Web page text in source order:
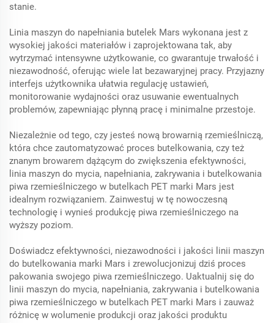
stanie.
Linia maszyn do napełniania butelek Mars wykonana jest z
wysokiej jakości materiałów i zaprojektowana tak, aby
wytrzymać intensywne użytkowanie, co gwarantuje trwałość i
niezawodność, oferując wiele lat bezawaryjnej pracy. Przyjazny
interfejs użytkownika ułatwia regulację ustawień,
monitorowanie wydajności oraz usuwanie ewentualnych
problemów, zapewniając płynną pracę i minimalne przestoje.
Niezależnie od tego, czy jesteś nową browarnią rzemieślniczą,
która chce zautomatyzować proces butelkowania, czy też
znanym browarem dążącym do zwiększenia efektywności,
linia maszyn do mycia, napełniania, zakrywania i butelkowania
piwa rzemieślniczego w butelkach PET marki Mars jest
idealnym rozwiązaniem. Zainwestuj w tę nowoczesną
technologię i wynieś produkcję piwa rzemieślniczego na
wyższy poziom.
Doświadcz efektywności, niezawodności i jakości linii maszyn
do butelkowania marki Mars i zrewolucjonizuj dziś proces
pakowania swojego piwa rzemieślniczego. Uaktualnij się do
linii maszyn do mycia, napełniania, zakrywania i butelkowania
piwa rzemieślniczego w butelkach PET marki Mars i zauważ
różnicę w wolumenie produkcji oraz jakości produktu